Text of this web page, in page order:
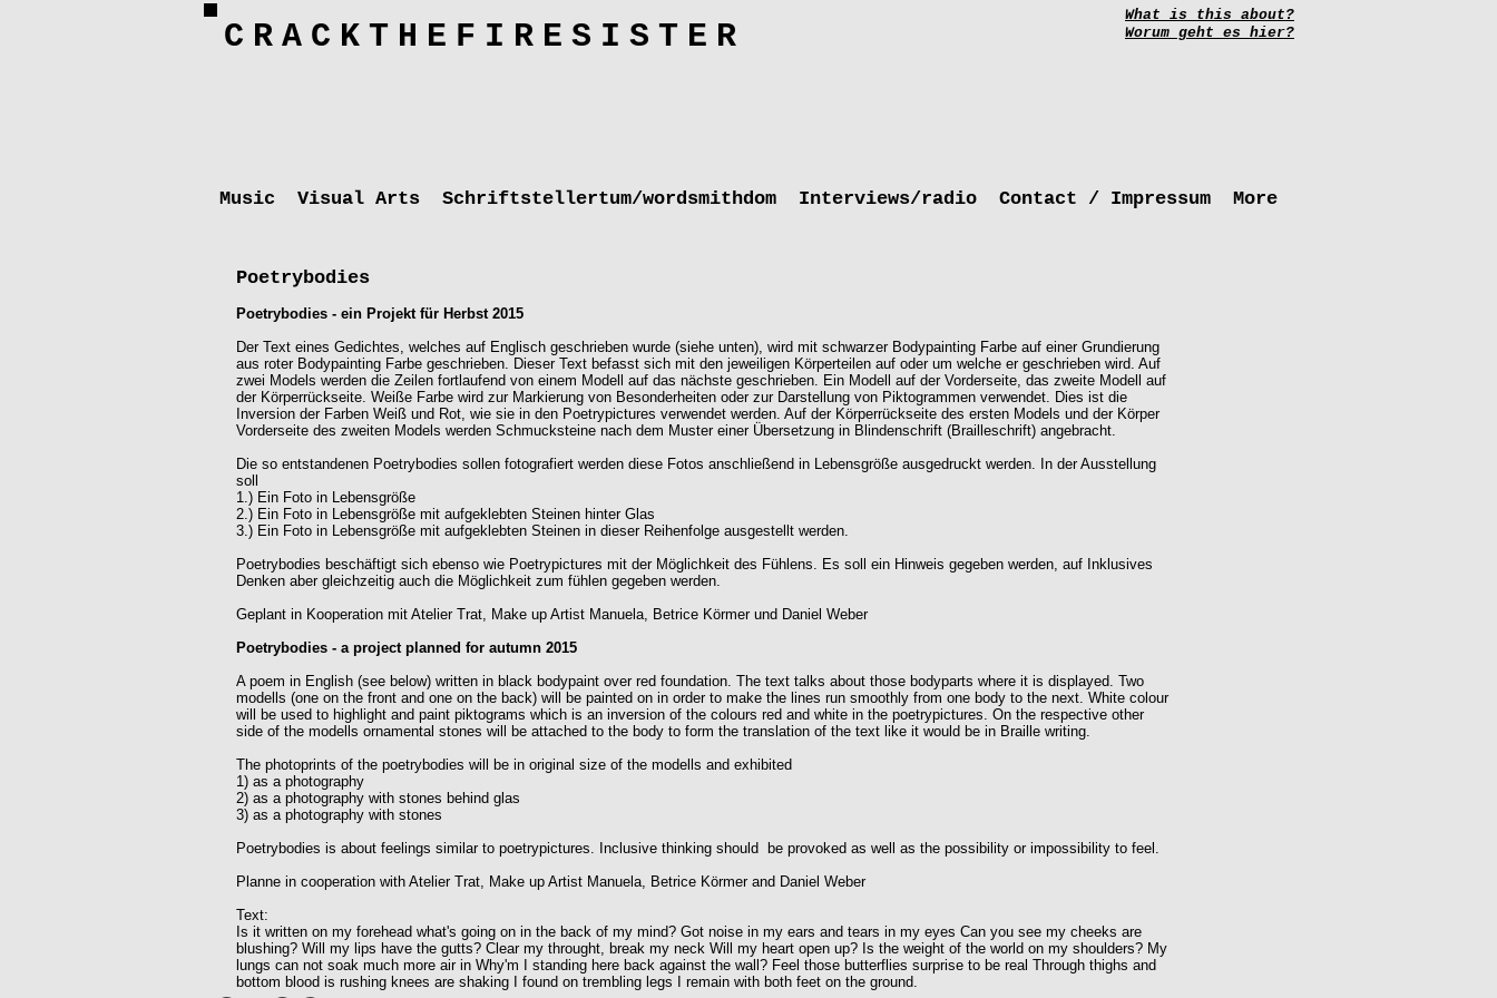
What is this about?
Worum geht es hier?
Music Visual Arts Schriftstellertum/wordsmithdom Interviews/radio Contact / Impressum More
Poetrybodies
Poetrybodies - ein Projekt für Herbst 2015
Der Text eines Gedichtes, welches auf Englisch geschrieben wurde (siehe unten), wird mit schwarzer Bodypainting Farbe auf einer Grundierung
aus roter Bodypainting Farbe geschrieben. Dieser Text befasst sich mit den jeweiligen Körperteilen auf oder um welche er geschrieben wird. Auf
zwei Models werden die Zeilen fortlaufend von einem Modell auf das nächste geschrieben. Ein Modell auf der Vorderseite, das zweite Modell auf
der Körperrückseite. Weiße Farbe wird zur Markierung von Besonderheiten oder zur Darstellung von Piktogrammen verwendet. Dies ist die
Inversion der Farben Weiß und Rot, wie sie in den Poetrypictures verwendet werden. Auf der Körperrückseite des ersten Models und der Körper
Vorderseite des zweiten Models werden Schmucksteine nach dem Muster einer Übersetzung in Blindenschrift (Brailleschrift) angebracht.
Die so entstandenen Poetrybodies sollen fotografiert werden diese Fotos anschließend in Lebensgröße ausgedruckt werden. In der Ausstellung
soll
1.) Ein Foto in Lebensgröße
2.) Ein Foto in Lebensgröße mit aufgeklebten Steinen hinter Glas
3.) Ein Foto in Lebensgröße mit aufgeklebten Steinen in dieser Reihenfolge ausgestellt werden.
Poetrybodies beschäftigt sich ebenso wie Poetrypictures mit der Möglichkeit des Fühlens. Es soll ein Hinweis gegeben werden, auf Inklusives
Denken aber gleichzeitig auch die Möglichkeit zum fühlen gegeben werden.
Geplant in Kooperation mit Atelier Trat, Make up Artist Manuela, Betrice Körmer und Daniel Weber
Poetrybodies - a project planned for autumn 2015
A poem in English (see below) written in black bodypaint over red foundation. The text talks about those bodyparts where it is displayed. Two
modells (one on the front and one on the back) will be painted on in order to make the lines run smoothly from one body to the next. White colour
will be used to highlight and paint piktograms which is an inversion of the colours red and white in the poetrypictures. On the respective other
side of the modells ornamental stones will be attached to the body to form the translation of the text like it would be in Braille writing.
The photoprints of the poetrybodies will be in original size of the modells and exhibited
1) as a photography
2) as a photography with stones behind glas
3) as a photography with stones
Poetrybodies is about feelings similar to poetrypictures. Inclusive thinking should be provoked as well as the possibility or impossibility to feel.
Planne in cooperation with Atelier Trat, Make up Artist Manuela, Betrice Körmer and Daniel Weber
Text:
Is it written on my forehead what's going on in the back of my mind? Got noise in my ears and tears in my eyes Can you see my cheeks are
blushing? Will my lips have the gutts? Clear my throught, break my neck Will my heart open up? Is the weight of the world on my shoulders? My
lungs can not soak much more air in Why'm I standing here back against the wall? Feel those butterflies surprise to be real Through thighs and
bottom blood is rushing knees are shaking I found on trembling legs I remain with both feet on the ground.
CRACKTHEFIRESISTER